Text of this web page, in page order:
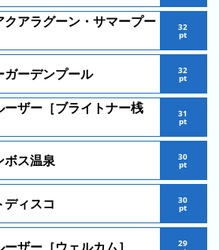
クアラグーン・サマープー
32
pt
ガーデンプール 32
pt
ーザー［ブライトナー桟
31
pt
ボス温泉 30
pt
ィスコ 30
pt
29